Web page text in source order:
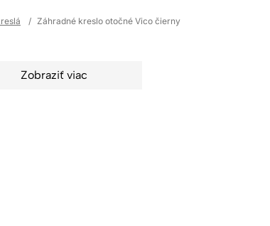
/ Záhradné kreslo otočné Vico čierny
Zobraziť viac